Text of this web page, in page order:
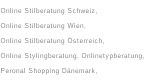
Online Stilberatung Schweiz
Online Stilberatung Wien
Online Stilberatung Österreich
Online Stylingberatung
Onlinetypberatung
Peronal Shopping Dänemark